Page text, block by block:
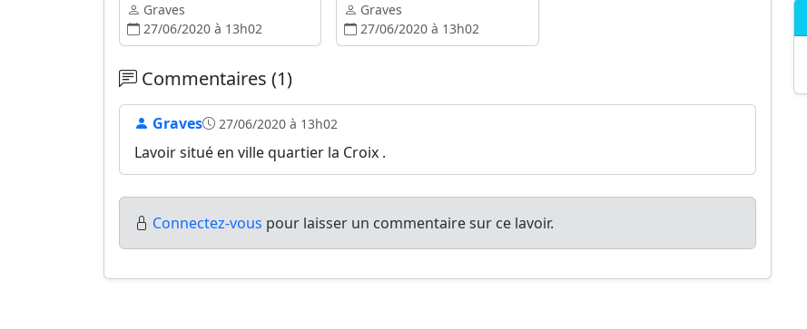
Graves
27/06/2020 à 13h02
Graves
27/06/2020 à 13h02
Commentaires (1)
Graves 27/06/2020 à 13h02
Lavoir situé en ville quartier la Croix .
Connectez-vous pour laisser un commentaire sur ce lavoir.